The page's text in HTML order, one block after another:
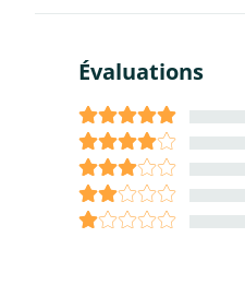
Évaluations